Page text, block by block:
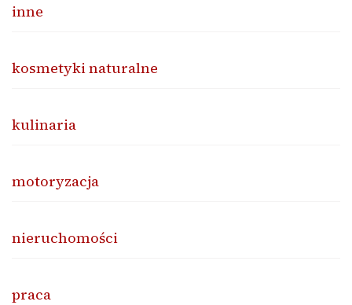
inne
kosmetyki naturalne
kulinaria
motoryzacja
nieruchomości
praca